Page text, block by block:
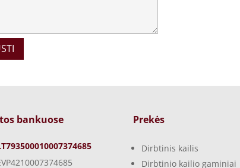
bankuose Prekės
Dirbtinis kailis
Dirbtinio kailio gaminiai